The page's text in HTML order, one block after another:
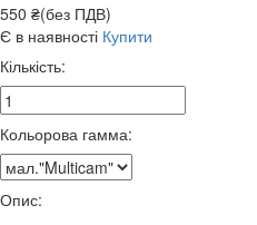
550 ₴(без ПДВ)
Є в наявності Купити
Кількість:
Кольорова гамма:
Опис: